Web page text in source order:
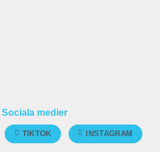
Sociala medier
TIKTOK INSTAGRAM